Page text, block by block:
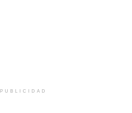
PUBLICIDAD